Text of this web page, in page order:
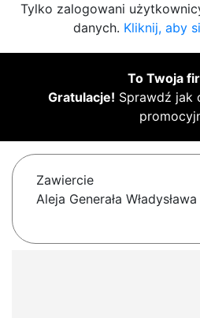
Tylko zalogowani
danych. Kliknij, aby
To Twoja
Gratulacje! Sprawdź jak
Zawiercie
Aleja Generała